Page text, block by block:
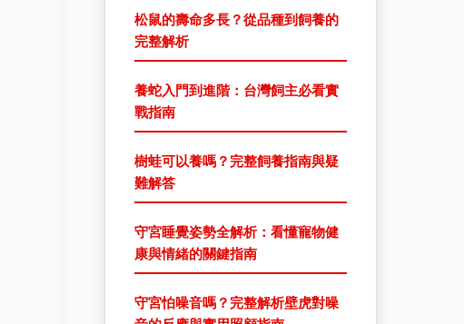
松鼠的壽命多長？從品種到飼養的
完整解析
養蛇入門到進階：台灣飼主必看實
戰指南
樹蛙可以養嗎？完整飼養指南與疑
難解答
守宮睡覺姿勢全解析：看懂寵物健
康與情緒的關鍵指南
守宮怕噪音嗎？完整解析壁虎對噪